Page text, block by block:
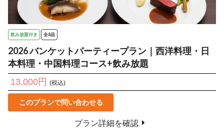
飲み放題付き 全8品
2026 バンケットパーティープラン｜西洋料理・日
本料理・中国料理コース+飲み放題
13,000円 (税込)
このプランで問い合わせる
プラン詳細を確認